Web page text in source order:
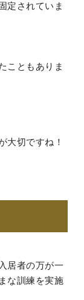
定されていま
こともありま
大切ですね！
居者の万が一
な訓練を実施